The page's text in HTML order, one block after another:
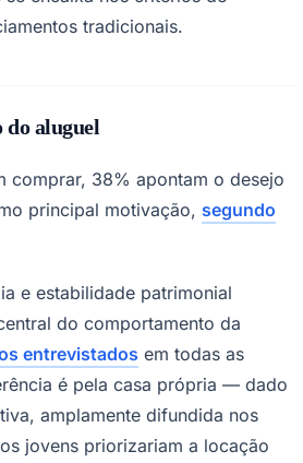
tradicionais.
do aluguel
comprar, 38% apontam o desejo
principal motivação, segundo
e estabilidade patrimonial
do comportamento da
entrevistados em todas as
é pela casa própria — dado
amplamente difundida nos
jovens priorizariam a locação